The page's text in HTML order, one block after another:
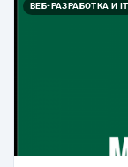
ВЕБ-РАЗРАБОТКА И IT